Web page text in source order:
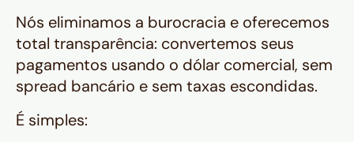
Nós eliminamos a burocracia e oferecemos
total transparência: convertemos seus
pagamentos usando o dólar comercial, sem
spread bancário e sem taxas escondidas.
É simples: